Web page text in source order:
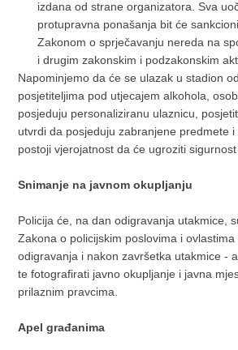
izdana od strane organizatora. Sva
protupravna ponašanja bit će
Zakonom o sprječavanju nereda na
i drugim zakonskim i podzakonskim
Napominjemo da će se ulazak u stadion
posjetiteljima pod utjecajem alkohola,
posjeduju personaliziranu ulaznicu,
utvrdi da posjeduju zabranjene predmete
postoji vjerojatnost da će ugroziti
Snimanje na javnom okupljanju
Policija će, na dan odigravanja utakmice,
Zakona o policijskim poslovima i
odigravanja i nakon završetka utakmice -
te fotografirati javno okupljanje i javna
prilaznim pravcima.
Apel građanima